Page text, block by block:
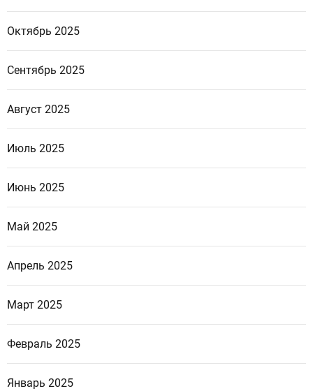
Октябрь 2025
Сентябрь 2025
Август 2025
Июль 2025
Июнь 2025
Май 2025
Апрель 2025
Март 2025
Февраль 2025
Январь 2025